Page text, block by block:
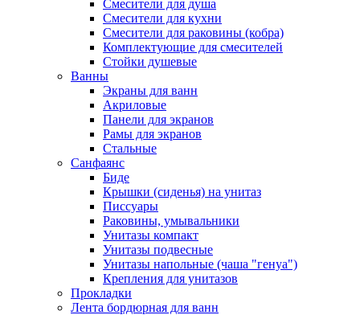
Смесители для душа
Смесители для кухни
Смесители для раковины (кобра)
Комплектующие для смесителей
Стойки душевые
Ванны
Экраны для ванн
Акриловые
Панели для экранов
Рамы для экранов
Стальные
Санфаянс
Биде
Крышки (сиденья) на унитаз
Писсуары
Раковины, умывальники
Унитазы компакт
Унитазы подвесные
Унитазы напольные (чаша "генуа")
Крепления для унитазов
Прокладки
Лента бордюрная для ванн